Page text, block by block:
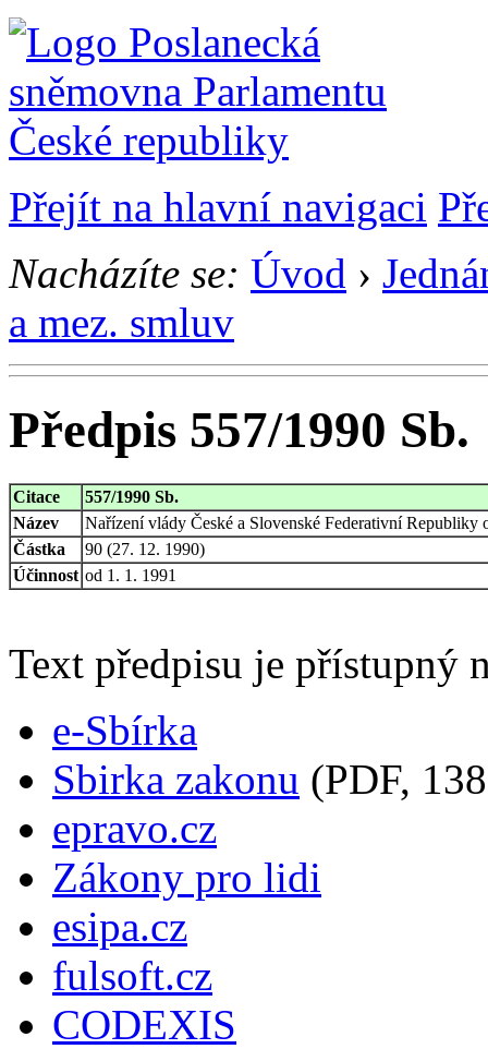
Přejít na hlavní navigaci
Nacházíte se: Úvod ›
a mez. smluv
Předpis 557/1990 Sb.
Citace
557/1990 Sb.
Název
Nařízení vlády České a Slovenské Federativní
Částka
90 (27. 12. 1990)
Účinnost od 1. 1. 1991
Text předpisu je přístupný
e-Sbírka
Sbirka zakonu (PDF,
epravo.cz
Zákony pro lidi
esipa.cz
fulsoft.cz
CODEXIS